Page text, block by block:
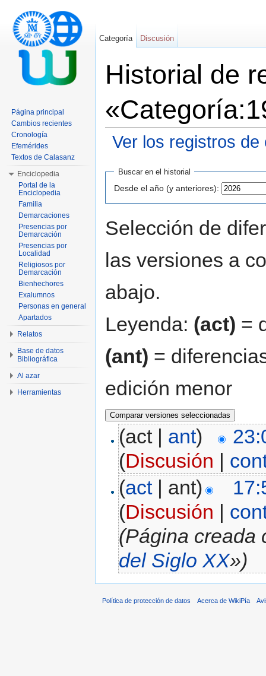
Historial de
Ver los registros de
Buscar en el historial
Desde el año (y anteriores):
Selección de
las versiones a
abajo.
Leyenda: (act) =
(ant) =
edición menor
(act | ant)
(Discusión |
(act| ant)
(Discusión |
(Página creada
del Siglo XX»)
Categoría Discusión
Página principal
Cambios recientes
Cronología
Efemérides
Textos de Calasanz
Enciclopedia
Portal de la
Enciclopedia
Familia
Demarcaciones
Presencias por
Demarcación
Presencias por
Localidad
Religiosos por
Demarcación
Bienhechores
Exalumnos
Personas en general
Apartados
Relatos
Base de datos
Bibliográfica
Al azar
Herramientas
Política de protección de datos Acerca de WikiPía